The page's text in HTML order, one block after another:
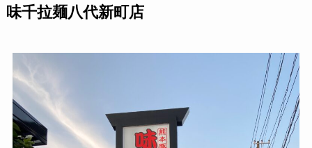
味千拉麺八代新町店